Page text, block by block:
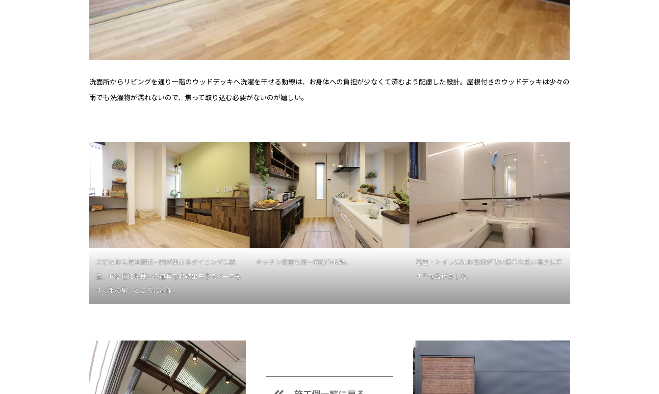
洗面所からリビングを通り一階のウッドデッキへ洗濯を干せる動線は、お身体への負担が少なくて済むよう配慮した設計。屋根付きのウッドデッキは少々の
雨でも洗濯物が濡れないので、焦って取り込む必要がないのが嬉しい。
大切なお仏壇は親戚一同が集まるダイニングに設
置。お仏壇にお使いの道具を収納出来るスペースも
すぐ手の届くところに造作。
キッチン背面も壁一面造作収納。
浴室・トイレにはお母様が使い勝手の良い高さに手
すりを設けました。